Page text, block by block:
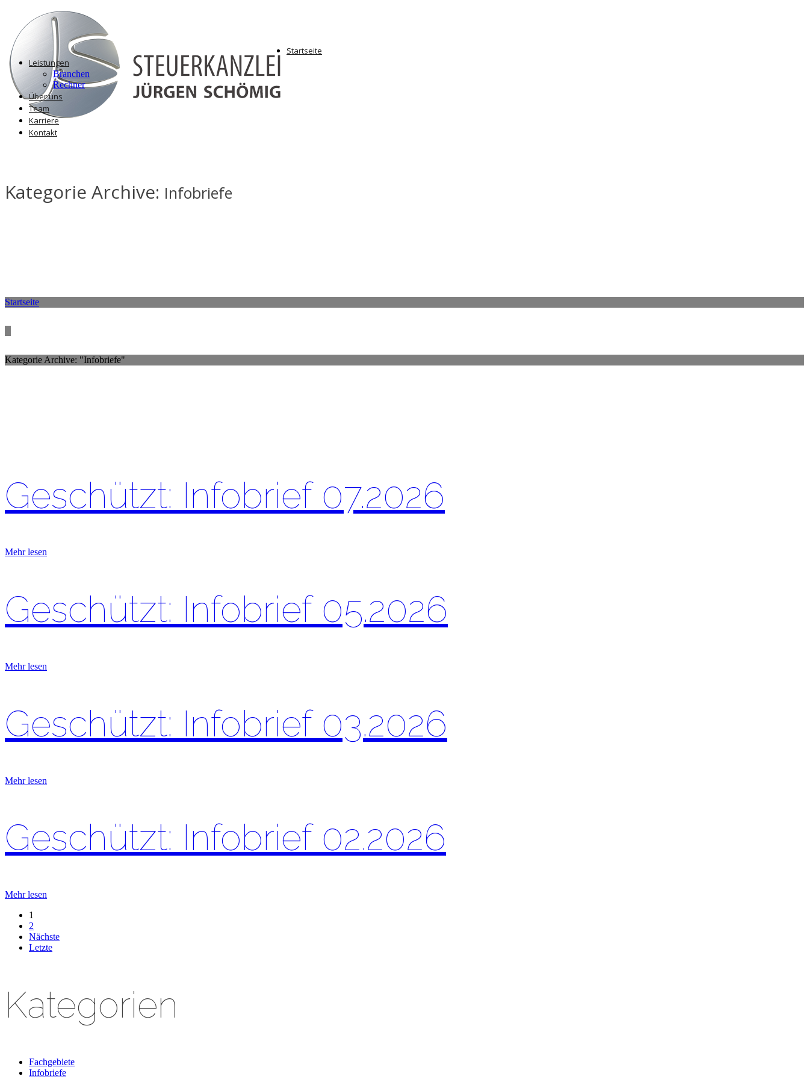
Startseite
Leistungen
Branchen
Rechner
Über uns
Team
Karriere
Kontakt
Kategorie Archive: Infobriefe
Startseite
Kategorie Archive: "Infobriefe"
Geschützt: Infobrief 07.2026
Mehr lesen
Geschützt: Infobrief 05.2026
Mehr lesen
Geschützt: Infobrief 03.2026
Mehr lesen
Geschützt: Infobrief 02.2026
Mehr lesen
1
2
Nächste
Letzte
Kategorien
Fachgebiete
Infobriefe